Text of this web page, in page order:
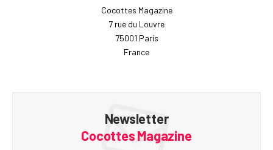
Cocottes Magazine
7 rue du Louvre
75001 Paris
France
Newsletter
Cocottes Magazine